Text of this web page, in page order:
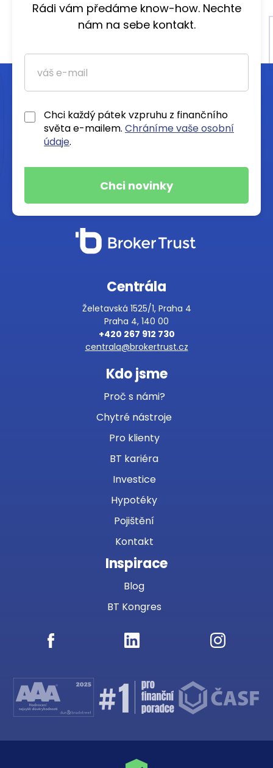
Rádi vám předáme know-how. Nechte
nám na sebe kontakt.
Chci každý pátek vzpruhu z finančního
světa e-mailem. Chráníme vaše osobní
údaje.
Centrála
Želetavská 1525/1, Praha 4
Praha 4, 140 00
+420 267 912 730
centrala@brokertrust.cz
Kdo jsme
Proč s námi?
Chytré nástroje
Pro klienty
BT kariéra
Investice
Hypotéky
Pojištění
Kontakt
Inspirace
Blog
BT Kongres